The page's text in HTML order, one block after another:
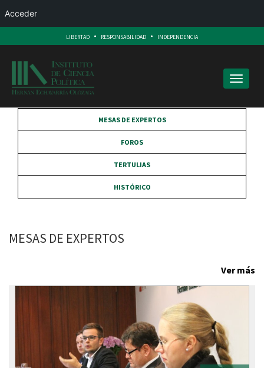
LIBERTAD . RESPONSABILIDAD . INDEPENDENCIA
Toggle
MESAS DE EXPERTOS
FOROS
TERTULIAS
HISTÓRICO
MESAS DE EXPERTOS
Ver más
Acceder